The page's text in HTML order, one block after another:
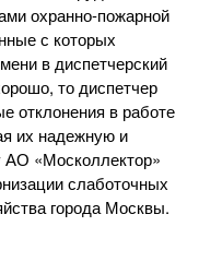
охранно-пожарной
с которых
в диспетчерский
то диспетчер
отклонения в работе
их надежную и
АО «Москоллектор»
слаботочных
города Москвы.